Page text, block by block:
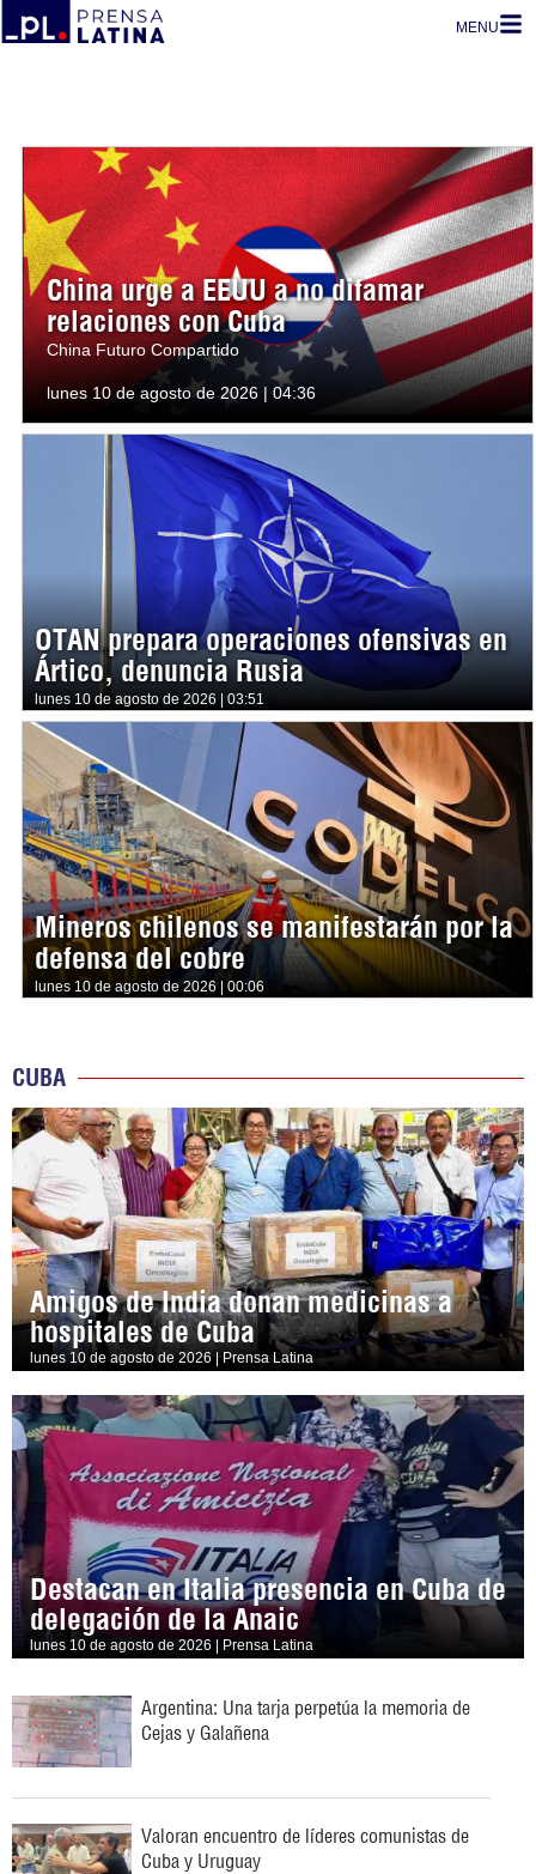
MENU
China urge a EEUU a no difamar
relaciones con Cuba
China Futuro Compartido
lunes 10 de agosto de 2026 | 04:36
OTAN prepara operaciones ofensivas en
Ártico, denuncia Rusia
lunes 10 de agosto de 2026 | 03:51
Mineros chilenos se manifestarán por la
defensa del cobre
lunes 10 de agosto de 2026 | 00:06
CUBA
Amigos de India donan medicinas a
hospitales de Cuba
lunes 10 de agosto de 2026 | Prensa Latina
Destacan en Italia presencia en Cuba de
delegación de la Anaic
lunes 10 de agosto de 2026 | Prensa Latina
Argentina: Una tarja perpetúa la memoria de
Cejas y Galañena
Valoran encuentro de líderes comunistas de
Cuba y Uruguay